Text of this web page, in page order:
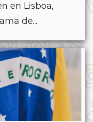
en Lisboa,
de...